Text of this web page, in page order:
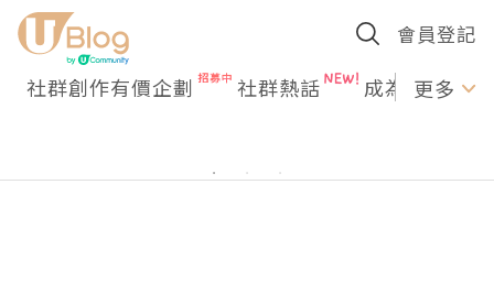
會員登記
社群創作有價企劃 社群熱話 成為U更多